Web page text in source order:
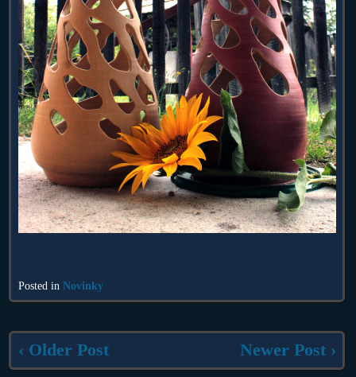
Posted in Novinky
‹ Older Post Newer Post ›